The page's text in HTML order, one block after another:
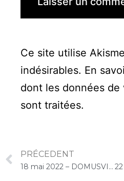
Ce site utilise
indésirables. En
dont les données de
sont traitées.
PRÉCEDENT
18 mai 2022 – DOMUSVI Granger (Draveil) : Concert « Cello Solo »